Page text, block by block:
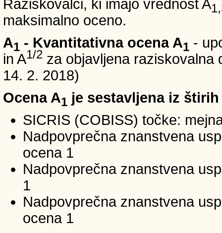
Raziskovalci, ki imajo vrednost A
maksimalno oceno.
A1 - Kvantitativna ocena A1 -
in A1/2 za objavljena raziskovalna
14. 2. 2018)
Ocena A1 je sestavljena iz
SICRIS (COBISS) točke:
Nadpovprečna znanstvena
ocena 1
Nadpovprečna znanstvena
1
Nadpovprečna znanstvena
ocena 1